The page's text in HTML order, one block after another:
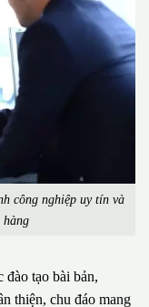
công nghiệp uy tín và
tạo bài bản,
thiện, chu đáo mang